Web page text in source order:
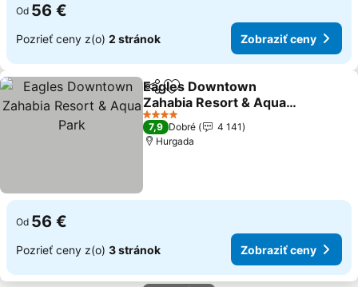
Od 56 €
Pozrieť ceny z(o) 2 stránok Zobraziť ceny
ZdieľaťPridať do obľúbených
Eagles Downtown
Zahabia Resort & Aqua
Park
4 Počet hviezdičiek
7,9 Dobré
4 141
Hurgada
Od 56 €
Pozrieť ceny z(o) 3 stránok Zobraziť ceny